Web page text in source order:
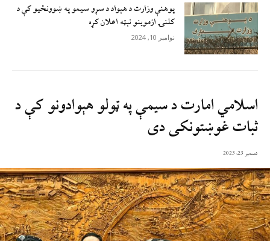
پوهنې وزارت د هېواد د سړو سيمو په ښوونځيو کې د
کلنۍ ازموينو نېټه اعلان کړه
نوامبر 10, 2024
اسلامي امارت د سیمې په ټولو هېوادونو کې د
ثبات غوښتونکی دی
دسمبر 23, 2023